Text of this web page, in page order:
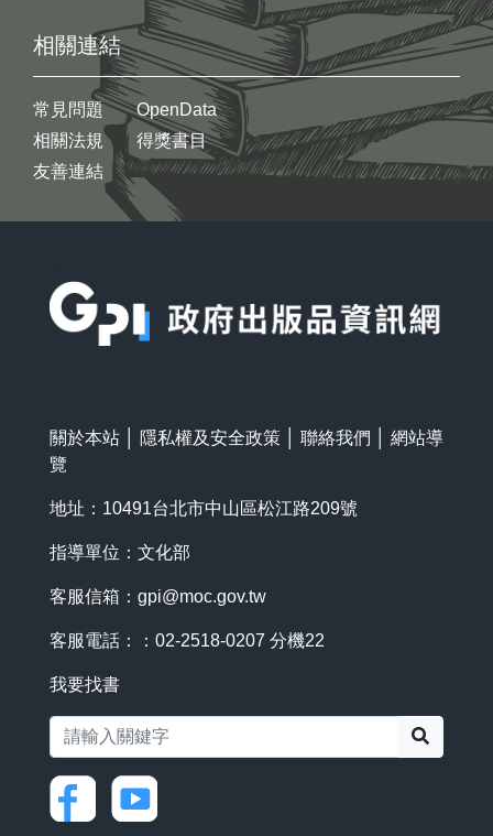
相關連結
常見問題
相關法規
友善連結
OpenData
得獎書目
關於本站 隱私權及安全政策 聯絡我們
網站導
覽
地址：10491台北市中山區松江路209號
指導單位：文化部
客服信箱： gpi@moc.gov.tw
客服電話：：02-2518-0207 分機22
我要找書